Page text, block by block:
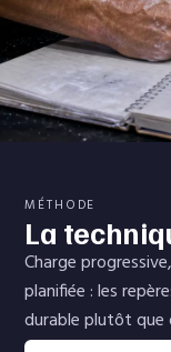
MÉTHODE
La
Charge
planifiée : les
durable plutôt que